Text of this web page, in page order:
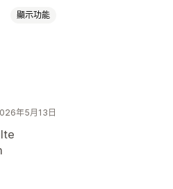
威 日本
顯示功能
飾年5月13日